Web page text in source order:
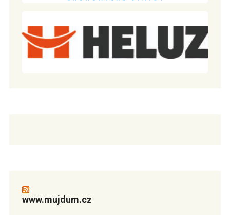
www.mujdum.cz